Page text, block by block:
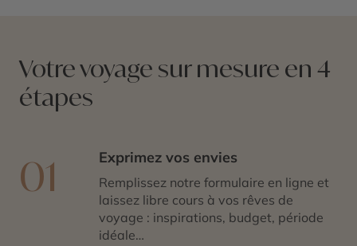
des Voyages
face-à-face
inoubliable avec l’Islandevolcanique.
Votre voyage sur mesure en 4
étapes
01 Exprimez vos envies
Remplissez notre formulaire en ligne et
laissez libre cours à vos rêves de
voyage : inspirations, budget, période
idéale…